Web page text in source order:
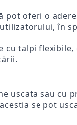
pot oferi o
în
cu talpi flexibile,
uscata sau cu
se pot